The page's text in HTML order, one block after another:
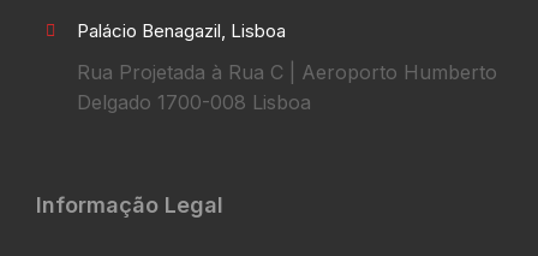
Palácio Benagazil, Lisboa
Rua Projetada à Rua C | Aeroporto Humberto
Delgado 1700-008 Lisboa
Informação Legal